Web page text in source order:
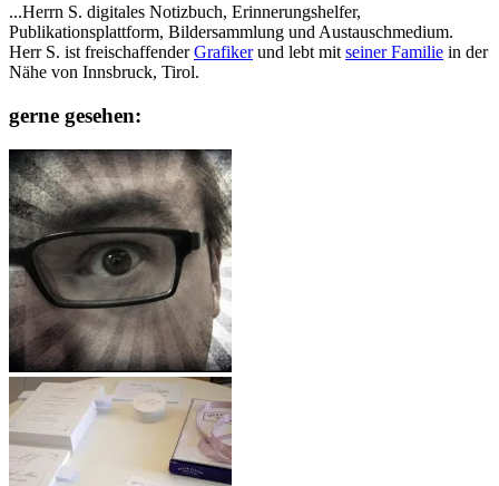
...Herrn S. digitales Notizbuch, Erinnerungshelfer,
Publikationsplattform, Bildersammlung und Austauschmedium.
Herr S. ist freischaffenderGrafikerund lebt mit seiner Familie in der
Nähe von Innsbruck, Tirol.
gerne gesehen: